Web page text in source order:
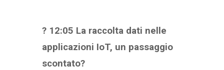
? 12:05 La raccolta dati nelle
applicazioni IoT, un passaggio
scontato?